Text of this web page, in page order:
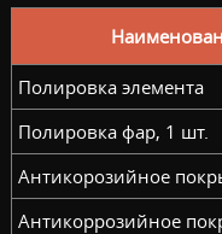
Полировка элемента
Полировка фар, 1 шт.
Антикорозийное
Антикоррозийное